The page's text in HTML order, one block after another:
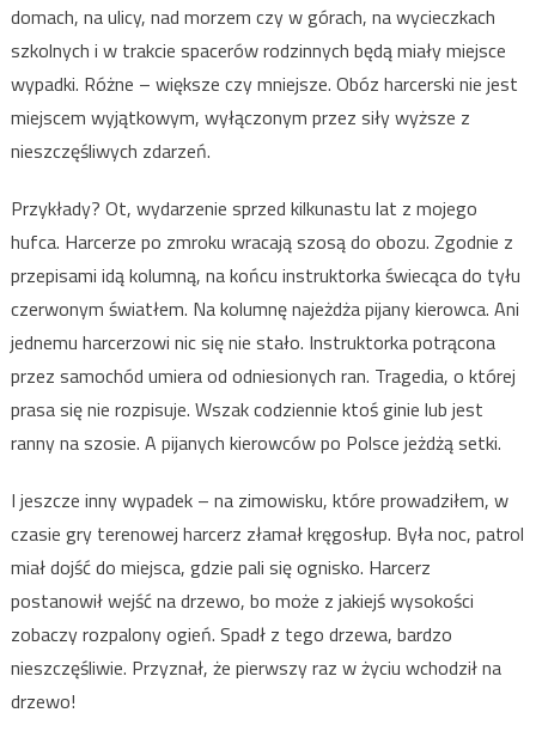
domach, na ulicy, nad morzem czy w górach, na wycieczkach
szkolnych i w trakcie spacerów rodzinnych będą miały miejsce
wypadki. Różne – większe czy mniejsze. Obóz harcerski nie jest
miejscem wyjątkowym, wyłączonym przez siły wyższe z
nieszczęśliwych zdarzeń.
Przykłady? Ot, wydarzenie sprzed kilkunastu lat z mojego
hufca. Harcerze po zmroku wracają szosą do obozu. Zgodnie z
przepisami idą kolumną, na końcu instruktorka świecąca do tyłu
czerwonym światłem. Na kolumnę najeżdża pijany kierowca. Ani
jednemu harcerzowi nic się nie stało. Instruktorka potrącona
przez samochód umiera od odniesionych ran. Tragedia, o której
prasa się nie rozpisuje. Wszak codziennie ktoś ginie lub jest
ranny na szosie. A pijanych kierowców po Polsce jeżdżą setki.
I jeszcze inny wypadek – na zimowisku, które prowadziłem, w
czasie gry terenowej harcerz złamał kręgosłup. Była noc, patrol
miał dojść do miejsca, gdzie pali się ognisko. Harcerz
postanowił wejść na drzewo, bo może z jakiejś wysokości
zobaczy rozpalony ogień. Spadł z tego drzewa, bardzo
nieszczęśliwie. Przyznał, że pierwszy raz w życiu wchodził na
drzewo!